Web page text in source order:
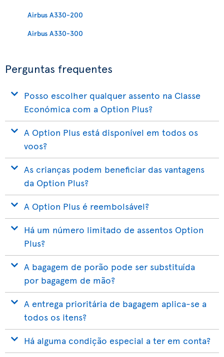
Airbus A330-200
Airbus A330-300
Perguntas frequentes
Posso escolher qualquer assento na Classe
Económica com a Option Plus?
A Option Plus está disponível em todos os
voos?
As crianças podem beneficiar das vantagens
da Option Plus?
A Option Plus é reembolsável?
Há um número limitado de assentos Option
Plus?
A bagagem de porão pode ser substituída
por bagagem de mão?
A entrega prioritária de bagagem aplica-se a
todos os itens?
Há alguma condição especial a ter em conta?